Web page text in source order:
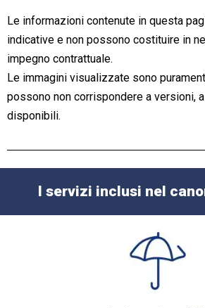
Le informazioni contenute in questa
indicative e non possono costituire in
impegno contrattuale.
Le immagini visualizzate sono
possono non corrispondere a versioni,
disponibili.
I servizi inclusi nel